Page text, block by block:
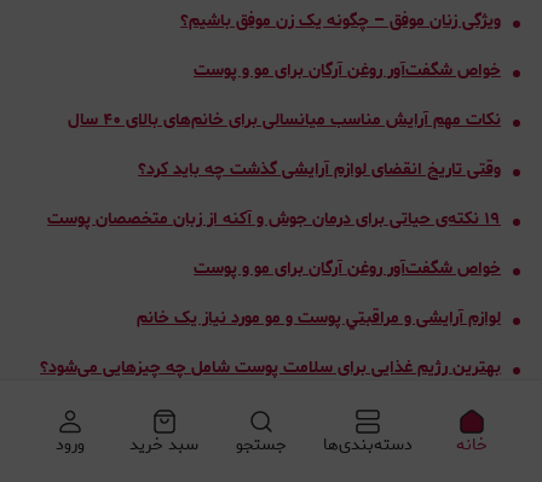
خانه دسته‌بندی‌ها جستجو سبد خرید ورود
ویژگی زنان موفق – چگونه یک زن موفق باشیم؟
خواص شگفت‌آور روغن آرگان برای مو و پوست
نکات مهم آرایش مناسب میانسالی برای خانم‌های بالای ۴۰ سال
وقتی تاریخ انقضای لوازم آرایشی گذشت چه باید کرد؟
۱۹ نکته‌ی حیاتی برای درمان جوش و آکنه از زبان متخصصان پوست
خواص شگفت‌آور روغن آرگان برای مو و پوست
لوازم آرایشی و مراقبتي پوست و مو مورد نیاز یک خانم
بهترین رژیم غذایی برای سلامت پوست شامل چه چیزهایی می‌شود؟